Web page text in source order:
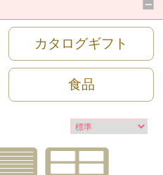
カタログギフト
食品